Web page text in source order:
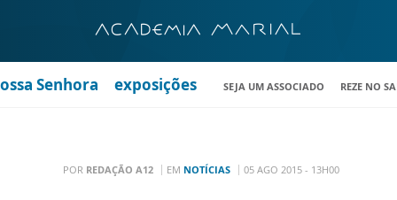
Senhora exposições SEJA UM ASSOCIADO REZE NO
POR REDAÇÃO A12 EM NOTÍCIAS 05 AGO 2015 - 13H00